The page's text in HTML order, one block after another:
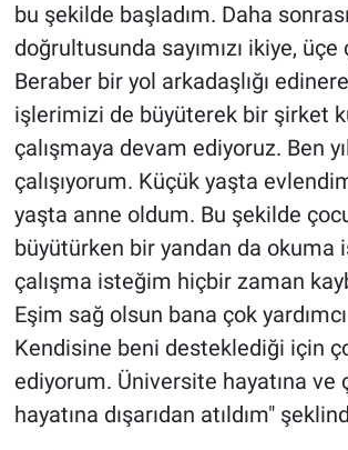
bu şekilde başladım. Daha
doğrultusunda sayımızı ikiye, üçe
Beraber bir yol arkadaşlığı
işlerimizi de büyüterek bir şirket
çalışmaya devam ediyoruz. Ben
çalışıyorum. Küçük yaşta
yaşta anne oldum. Bu şekilde
büyütürken bir yandan da okuma
çalışma isteğim hiçbir zaman
Eşim sağ olsun bana çok
Kendisine beni desteklediği için
ediyorum. Üniversite hayatına ve
hayatına dışarıdan atıldım"